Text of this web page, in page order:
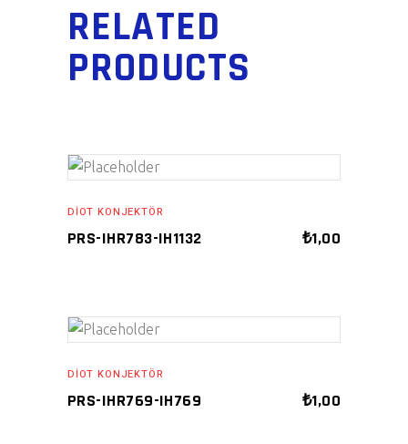
RELATED
PRODUCTS
DIOT KONJEKTÖR
PRS-IHR783-IH1132 ₺1,00
DIOT KONJEKTÖR
PRS-IHR769-IH769 ₺1,00